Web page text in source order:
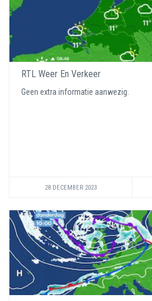
RTL Weer En Verkeer
Geen extra informatie aanwezig.
28 DECEMBER 2023